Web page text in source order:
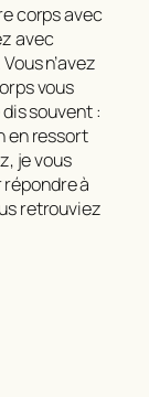
corps avec
avec
n’avez
vous
souvent :
en ressort
je vous
à
retrouviez